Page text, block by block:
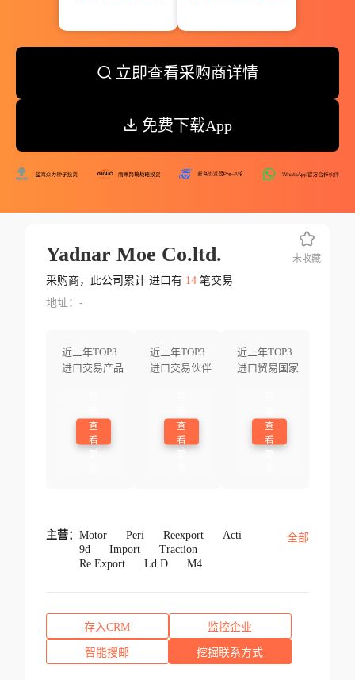
立即查看采购商详情
免费下载App
Yadnar Moe Co.ltd.
采购商，此公司累计 进口有 14笔交易
地址：-
近三年TOP3
进口交易产品
查
看
近三年TOP3
进口交易伙伴
查
看
近三年TOP3
进口贸易国家
查
看
未收藏
主营： Motor Peri Reexport
Acti
9d
Import
Traction
Re Export
Ld D M4
全部
存入CRM 监控企业
智能搜邮 挖掘联系方式